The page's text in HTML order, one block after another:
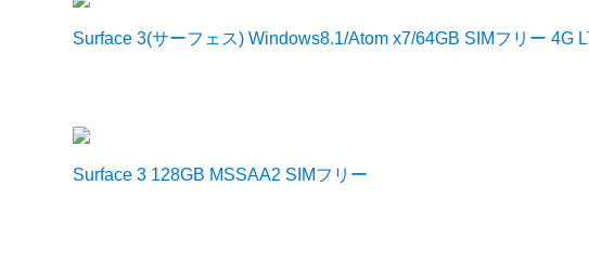
Surface 3(サーフェス) Windows8.1/Atom x7/64GB SIMフリー 4G
Surface 3 128GB MSSAA2 SIMフリー